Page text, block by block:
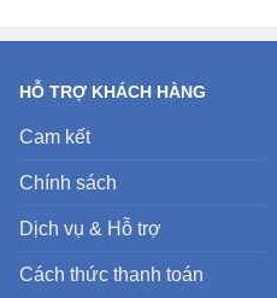
HỖ TRỢ KHÁCH HÀNG
Cam kết
Chính sách
Dịch vụ & Hỗ trợ
Cách thức thanh toán